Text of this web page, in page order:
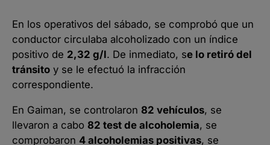
En los operativos del sábado, se comprobó que un
conductor circulaba alcoholizado con un índice
positivo de 2,32 g/l. De inmediato, se lo retiró del
tránsito y se le efectuó la infracción
correspondiente.
En Gaiman, se controlaron 82 vehículos, se
llevaron a cabo 82 test de alcoholemia, se
comprobaron 4 alcoholemias positivas, se